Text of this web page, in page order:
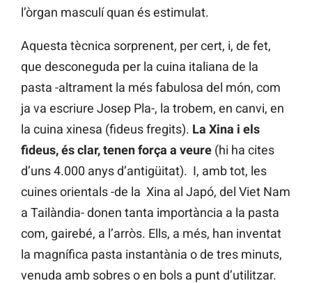
l’òrgan masculí quan és estimulat.
Aquesta tècnica sorprenent, per cert, i, de fet,
que desconeguda per la cuina italiana de la
pasta -altrament la més fabulosa del món, com
ja va escriure Josep Pla-, la trobem, en canvi, en
la cuina xinesa (fideus fregits). La Xina i els
fideus, és clar, tenen força a veure (hi ha cites
d’uns 4.000 anys d’antigüitat). I, amb tot, les
cuines orientals -de la Xina al Japó, del Viet Nam
a Tailàndia- donen tanta importància a la pasta
com, gairebé, a l’arròs. Ells, a més, han inventat
la magnífica pasta instantània o de tres minuts,
venuda amb sobres o en bols a punt d’utilitzar.